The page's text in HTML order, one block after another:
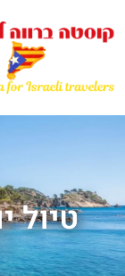
טיול